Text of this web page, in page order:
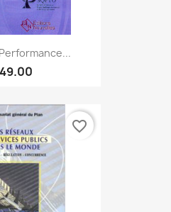
favorite_border